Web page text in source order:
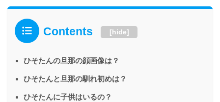
Contents [hide]
ひそたんの旦那の顔画像は？
ひそたんと旦那の馴れ初めは？
ひそたんに子供はいるの？